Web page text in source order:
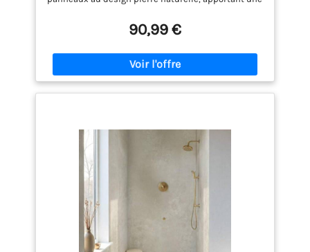
Marble
Idéal pour les pièces humides : Parfaits pour la
salle de bain, la douche et les toilettes, ces
panneaux résistent à l'eau et aux UV, garantissant
durabilité et élégance même dans les
environnements humides. Utilisation polyvalente :
Ces panneaux peuvent être utilisés comme
la chambre ou le couloir, s'adaptant à divers styles
d'intérieur. Adaptabilité et installation facile : Les
panneaux peuvent être raccourcis à volonté pour
s'adapter à toutes les tailles de mur. L'installation
est rapide et simple grâce à la possibilité de les
coller directement sur la surface. Entretien minimal
: Faciles à nettoyer, ces panneaux nécessitent peu
d'entretien. Les dépôts de calcaire et la saleté
s'enlèvent facilement avec un chiffon humide,
offrant l'élégance de la pierre naturelle sans les
90,99 €